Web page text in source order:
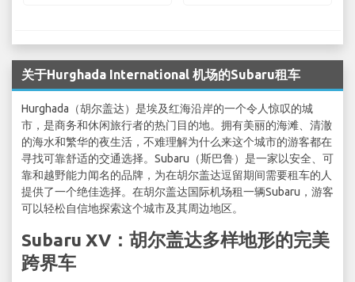
关于Hurghada International 机场的Subaru租车
Hurghada（胡尔盖达）是埃及红海沿岸的一个令人惊叹的城
市，是商务和休闲旅行者的热门目的地。拥有美丽的海滩、清澈
的海水和繁华的夜生活，不难理解为什么来这个城市的游客都在
寻找可靠舒适的交通选择。Subaru（斯巴鲁）是一家以安全、可
靠和越野能力闻名的品牌，为在胡尔盖达逗留期间需要租车的人
提供了一个绝佳选择。在胡尔盖达国际机场租一辆Subaru，游客
可以轻松自信地探索这个城市及其周边地区。
Subaru XV：胡尔盖达多样地形的完美
跨界车